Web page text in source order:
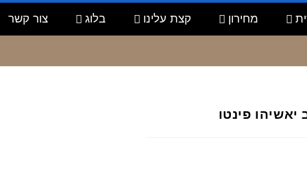
מחירון קצת עלינו בלוג צור קשר